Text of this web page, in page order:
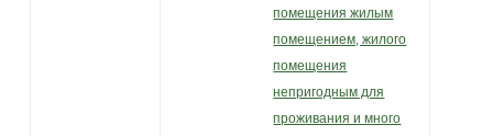
помещения жилым
помещением, жилого
помещения
непригодным для
проживания и много